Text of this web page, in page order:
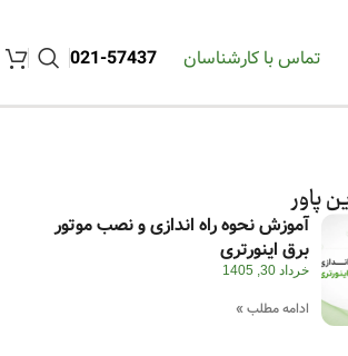
تماس با کارشناسان 57437-021
پاور
آموزش نحوه راه اندازی و نصب موتور
برق اینورتری
خرداد 30, 1405
ادامه مطلب »